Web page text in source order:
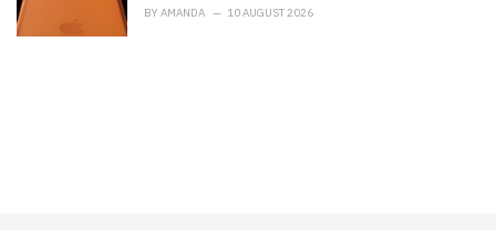
BY AMANDA 10 AUGUST 2026